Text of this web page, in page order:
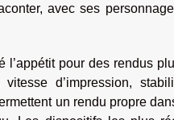
avec ses
pour des rendus
d’impression,
un rendu propre